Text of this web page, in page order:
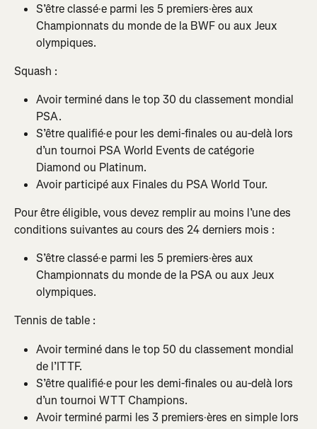
S’être classé·e parmi les 5 premiers·ères aux
Championnats du monde de la BWF ou aux Jeux
olympiques.
Squash :
Avoir terminé dans le top 30 du classement mondial
PSA.
S’être qualifié·e pour les demi-finales ou au-delà lors
d’un tournoi PSA World Events de catégorie
Diamond ou Platinum.
Avoir participé aux Finales du PSA World Tour.
Pour être éligible, vous devez remplir au moins l’une des
conditions suivantes au cours des 24 derniers mois :
S’être classé·e parmi les 5 premiers·ères aux
Championnats du monde de la PSA ou aux Jeux
olympiques.
Tennis de table :
Avoir terminé dans le top 50 du classement mondial
de l’ITTF.
S’être qualifié·e pour les demi-finales ou au-delà lors
d’un tournoi WTT Champions.
Avoir terminé parmi les 3 premiers·ères en simple lors